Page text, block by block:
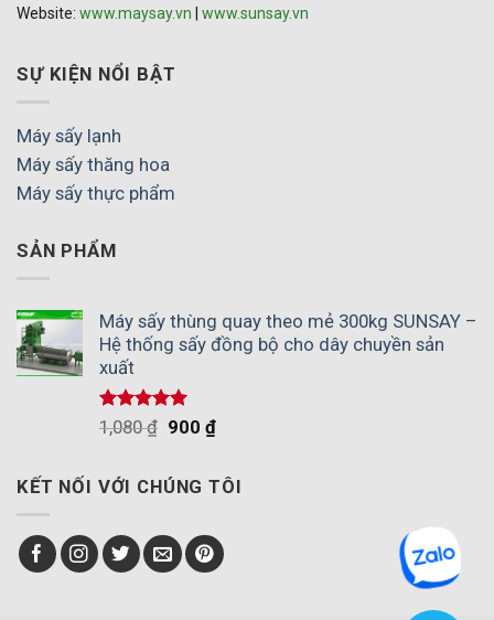
Website: www.maysay.vn www.sunsay.vn
SỰ KIỆN NỔI BẬT
Máy sấy lạnh
Máy sấy thăng hoa
Máy sấy thực phẩm
SẢN PHẨM
Máy sấy thùng quay theo mẻ 300kg SUNSAY –
Hệ thống sấy đồng bộ cho dây chuyền sản
xuất
Được xếp
hạng
5.00
1,080₫ 900₫
KẾT NỐI VỚI CHÚNG TÔI